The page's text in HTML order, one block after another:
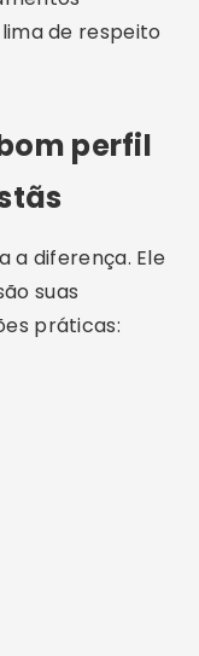
de respeito
perfil
a diferença. Ele
suas
práticas: